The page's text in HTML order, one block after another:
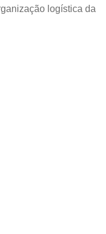
logística da